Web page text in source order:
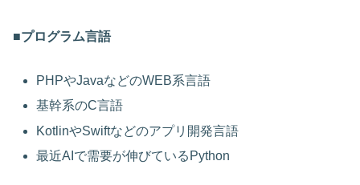
■プログラム言語
PHPやJavaなどのWEB系言語
基幹系のC言語
KotlinやSwiftなどのアプリ開発言語
最近AIで需要が伸びているPython